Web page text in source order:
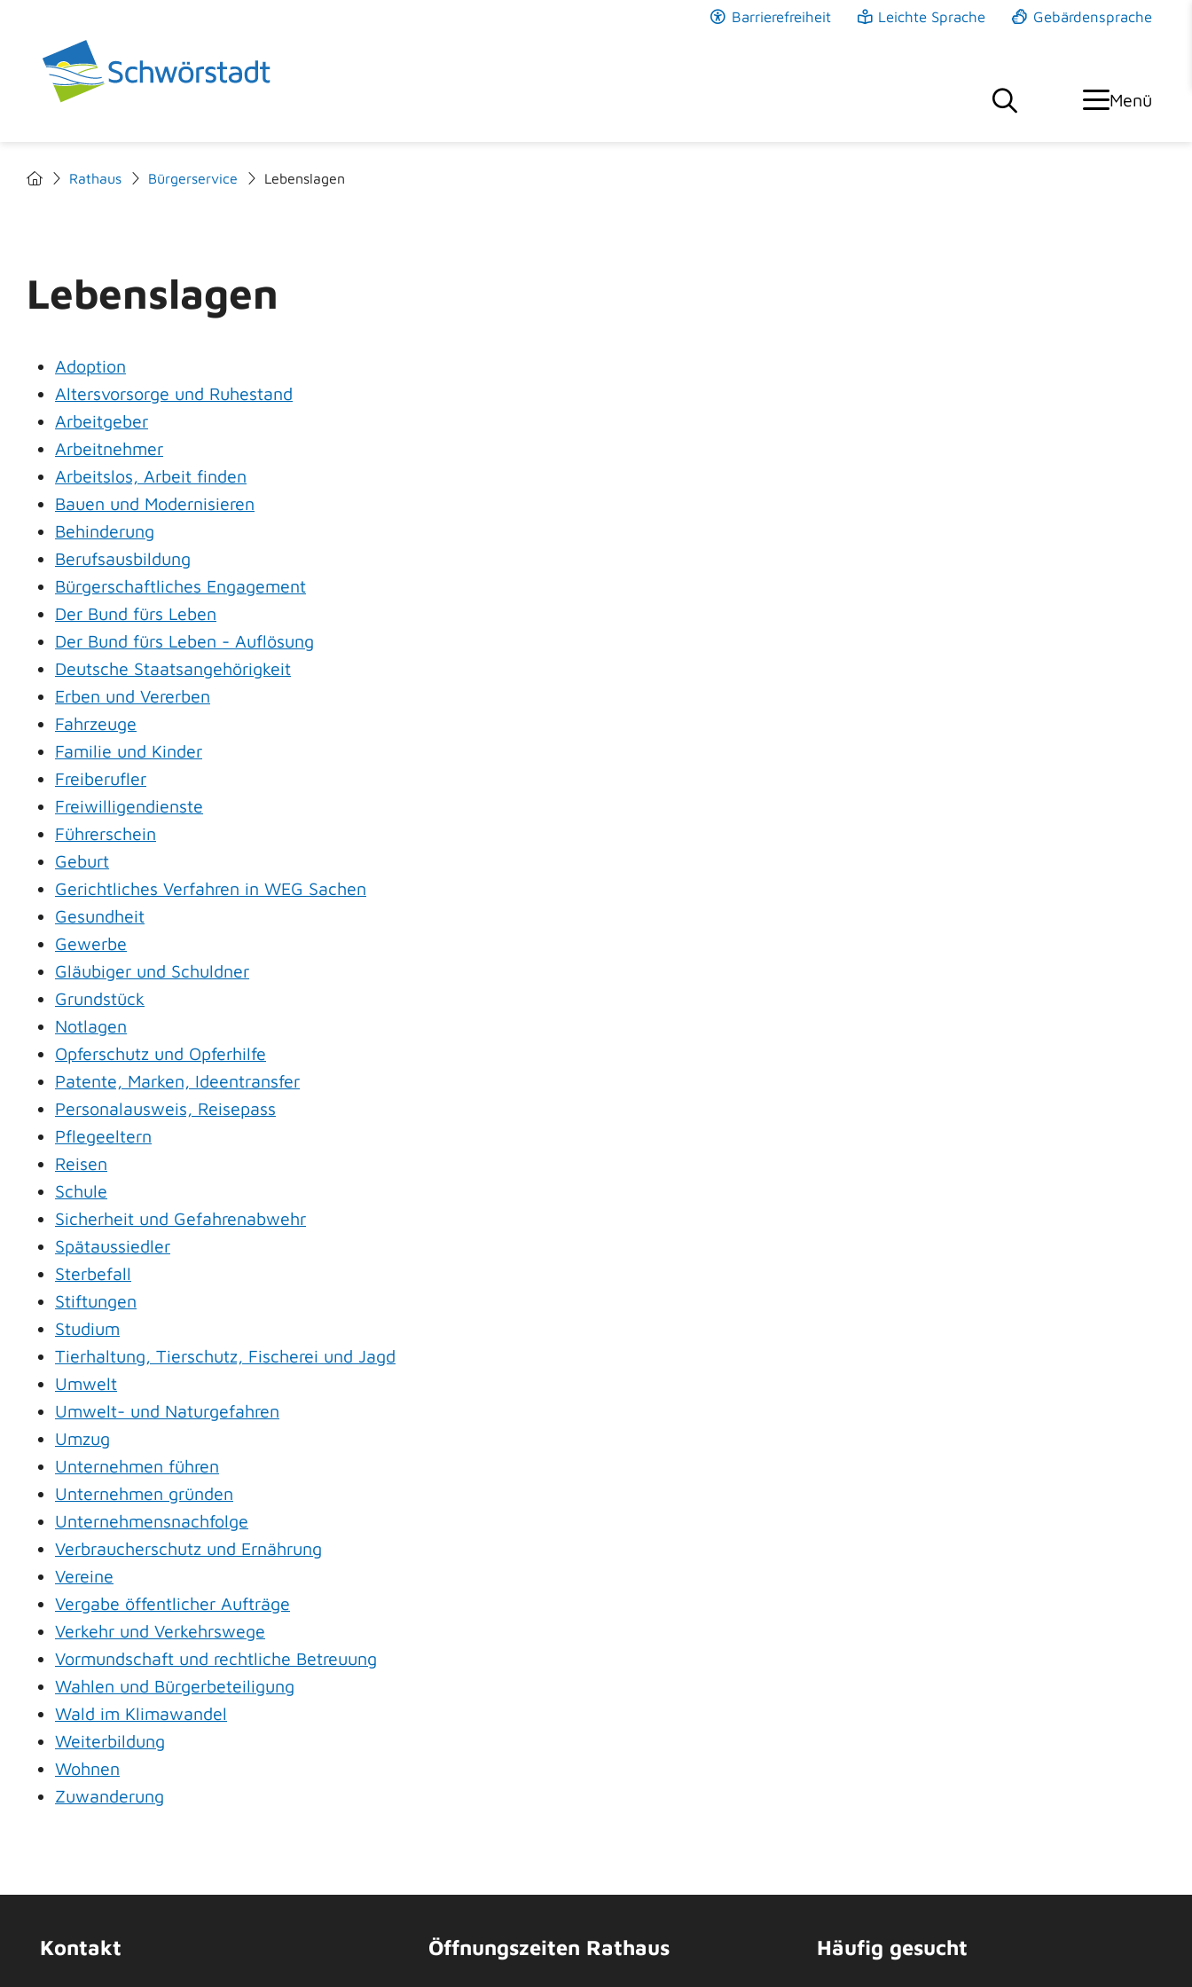
Barrierefreiheit Leichte Sprache Gebärdensprache
Menü
Rathaus Bürgerservice Lebenslagen
Lebenslagen
Adoption
Altersvorsorge und Ruhestand
Arbeitgeber
Arbeitnehmer
Arbeitslos, Arbeit finden
Bauen und Modernisieren
Behinderung
Berufsausbildung
Bürgerschaftliches Engagement
Der Bund fürs Leben
Der Bund fürs Leben - Auflösung
Deutsche Staatsangehörigkeit
Erben und Vererben
Fahrzeuge
Familie und Kinder
Freiberufler
Freiwilligendienste
Führerschein
Geburt
Gerichtliches Verfahren in WEG Sachen
Gesundheit
Gewerbe
Gläubiger und Schuldner
Grundstück
Notlagen
Opferschutz und Opferhilfe
Patente, Marken, Ideentransfer
Personalausweis, Reisepass
Pflegeeltern
Reisen
Schule
Sicherheit und Gefahrenabwehr
Spätaussiedler
Sterbefall
Stiftungen
Studium
Tierhaltung, Tierschutz, Fischerei und Jagd
Umwelt
Umwelt- und Naturgefahren
Umzug
Unternehmen führen
Unternehmen gründen
Unternehmensnachfolge
Verbraucherschutz und Ernährung
Vereine
Vergabe öffentlicher Aufträge
Verkehr und Verkehrswege
Vormundschaft und rechtliche Betreuung
Wahlen und Bürgerbeteiligung
Wald im Klimawandel
Weiterbildung
Wohnen
Zuwanderung
Kontakt Öffnungszeiten Rathaus Häufig gesucht